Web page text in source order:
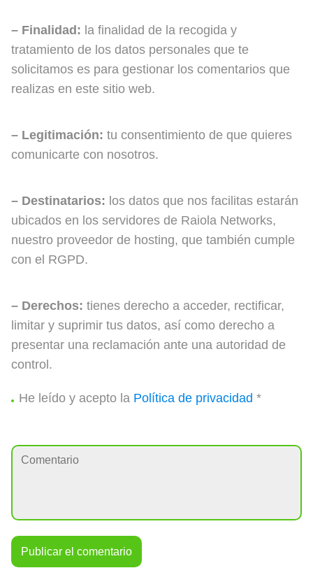
– Finalidad: la finalidad de la recogida y
tratamiento de los datos personales que te
solicitamos es para gestionar los comentarios que
realizas en este sitio web.
– Legitimación: tu consentimiento de que quieres
comunicarte con nosotros.
– Destinatarios: los datos que nos facilitas estarán
ubicados en los servidores de Raiola Networks,
nuestro proveedor de hosting, que también cumple
con el RGPD.
– Derechos: tienes derecho a acceder, rectificar,
limitar y suprimir tus datos, así como derecho a
presentar una reclamación ante una autoridad de
control.
He leído y acepto la Política de privacidad *